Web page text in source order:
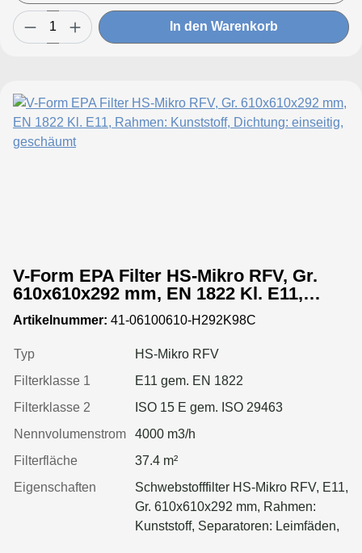
In den Warenkorb
V-Form EPA Filter HS-Mikro RFV, Gr.
610x610x292 mm, EN 1822 Kl. E11,
Rahmen: Kunststoff, Dichtung:
einseitig, geschäumt
Artikelnummer: 41-06100610-H292K98C
Typ
HS-Mikro RFV
Filterklasse 1
E11 gem. EN 1822
Filterklasse 2
ISO 15 E gem. ISO 29463
Nennvolumenstrom
4000 m3/h
Filterfläche
37.4 m²
Eigenschaften
Schwebstofffilter HS-Mikro RFV, E11,
Gr. 610x610x292 mm, Rahmen:
Kunststoff, Separatoren: Leimfäden,